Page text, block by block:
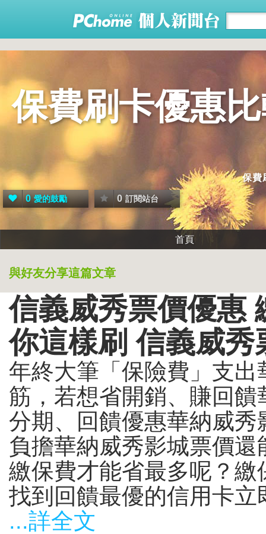
保費刷卡優惠
保費
0 愛的鼓勵 0 訂閱站台
首頁
與好友分享這篇文章
信義威秀票價優惠
你這樣刷 信義威秀
年終大筆「保險費」支
筋，若想省開銷、賺回
分期、回饋優惠華納威
負擔華納威秀影城票價
繳保費才能省最多呢？
找到回饋最優的信用卡立
...詳全文